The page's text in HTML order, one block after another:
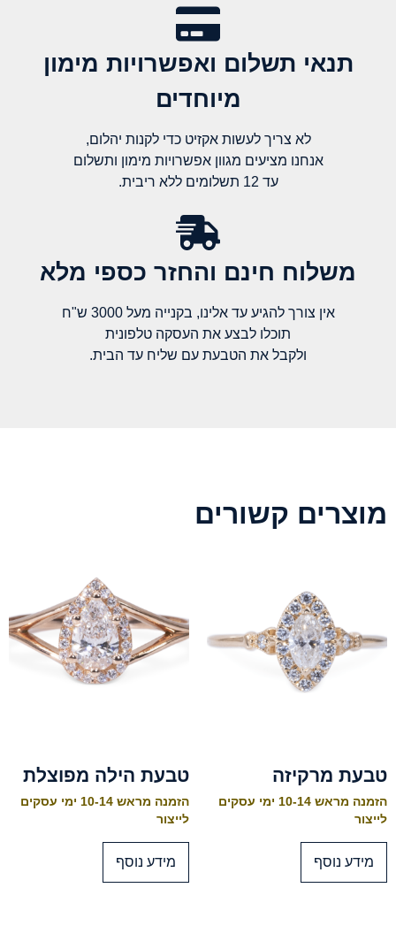
תנאי תשלום ואפשרויות מימון
מיוחדים
לא צריך לעשות אקזיט כדי לקנות יהלום,
אנחנו מציעים מגוון אפשרויות מימון ותשלום
עד 12 תשלומים ללא ריבית.
משלוח חינם והחזר כספי מלא​
אין צורך להגיע עד אלינו, בקנייה מעל 3000 ש"ח
תוכלו לבצע את העסקה טלפונית
ולקבל את הטבעת עם שליח עד הבית.
מוצרים קשורים
טבעת מרקיזה
הזמנה מראש 10-14 ימי עסקים
לייצור
מידע נוסף
טבעת הילה מפוצלת
הזמנה מראש 10-14 ימי עסקים
לייצור
מידע נוסף